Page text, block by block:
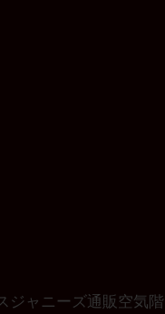
ジャニーズ通販 空気階